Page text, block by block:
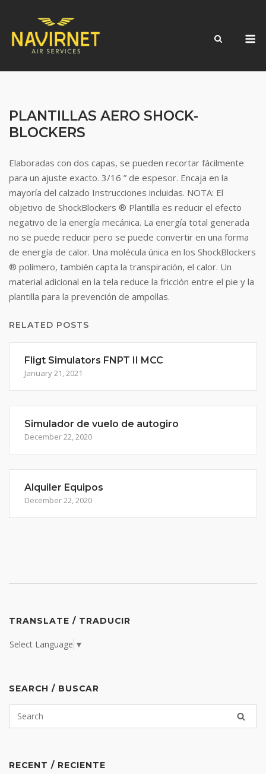
content
PLANTILLAS AERO SHOCK-
BLOCKERS
Elaboradas con dos capas, se pueden recortar fácilmente
para un ajuste exacto. 3/16 ” de espesor. Encaja en la
mayoría del calzado Instrucciones incluidas. NOTA: El
objetivo de ShockBlockers ® Plantilla es reducir el efecto
negativo de la energía mecánica. La energía total generada
no se puede reducir pero se puede convertir en una forma
de energía de calor. Una molécula única en los ShockBlockers
® polímero, también capta la transpiración, el calor. Un
material adicional en la tela reduce la fricción entre el pie y la
plantilla para la prevención de ampollas.
RELATED POSTS
Fligt Simulators FNPT II MCC
January 21, 2021
Simulador de vuelo de autogiro
December 22, 2020
Alquiler Equipos
December 22, 2020
TRANSLATE / TRADUCIR
Select Language ▼
SEARCH / BUSCAR
RECENT / RECIENTE